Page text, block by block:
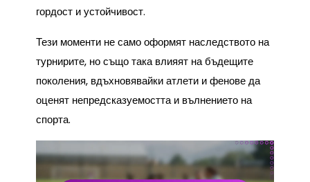
гордост и устойчивост.
Тези моменти не само оформят наследството на
турнирите, но също така влияят на бъдещите
поколения, вдъхновявайки атлети и фенове да
оценят непредсказуемостта и вълнението на
спорта.